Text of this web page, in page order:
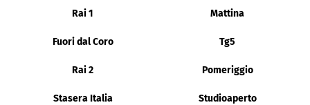
Rai 1 Mattina
Fuori dal Coro Tg5
Rai 2 Pomeriggio
Stasera Italia Studioaperto